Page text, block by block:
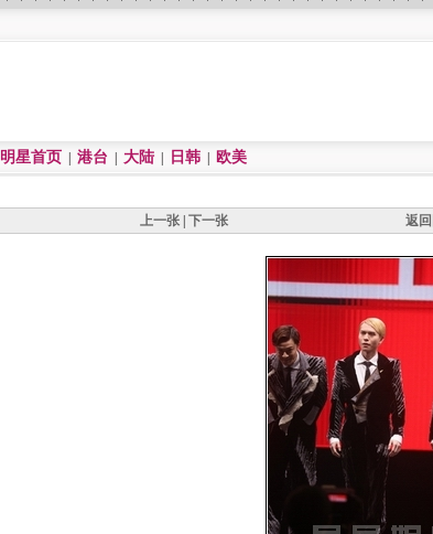
明星首页 港台 大陆 日韩 欧美
上一张 下一张 返